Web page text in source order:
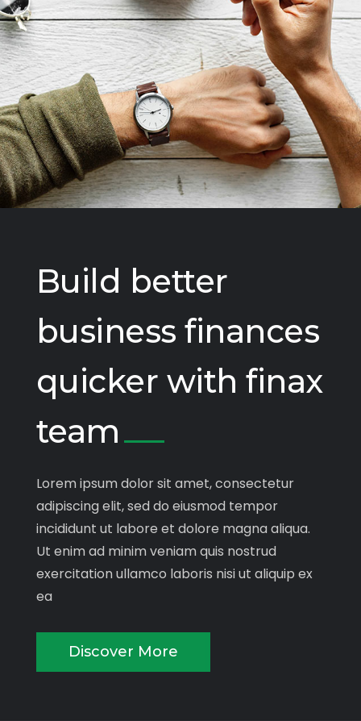
Build better
business finances
quicker with finax
team
Lorem ipsum dolor sit amet, consectetur
adipiscing elit, sed do eiusmod tempor
incididunt ut labore et dolore magna aliqua.
Ut enim ad minim veniam quis nostrud
exercitation ullamco laboris nisi ut aliquip ex
ea
Discover More